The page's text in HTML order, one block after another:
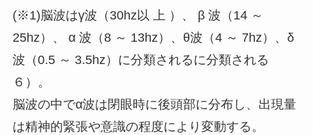
(※1)脳波はγ波（30hz以 上 ）、 β 波（14 ～
25hz）、 α 波（8 ～ 13hz）、θ波（4 ～ 7hz）、δ
波（0.5 ～ 3.5hz）に分類されるに分類される
６）。
脳波の中でα波は閉眼時に後頭部に分布し、出現量
は精神的緊張や意識の程度により変動する。